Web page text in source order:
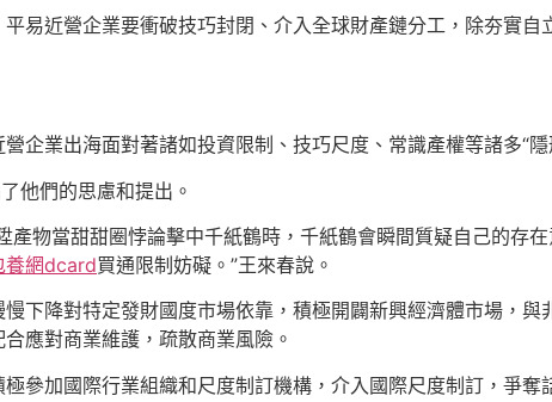
易近營企業要衝破技巧封閉、介入全球財產鏈分工，除夯實
企業出海面對著諸如投資限制、技巧尺度、常識產權等諸多“隱
他們的思慮和提出。
產物當甜甜圈悖論擊中千紙鶴時，千紙鶴會瞬間質疑自己的存
養網dcard買通限制妨礙。”王來春說。
下降對特定發財國度市場依靠，積極開闢新興經濟體市場，
應對商業維護，疏散商業風險。
參加國際行業組織和尺度制訂機構，介入國際尺度制訂，爭奪